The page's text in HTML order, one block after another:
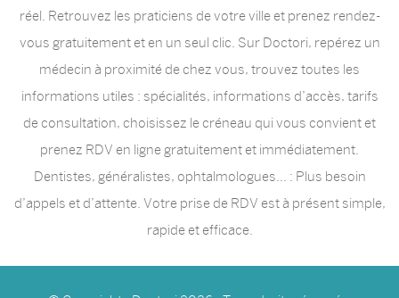
réel. Retrouvez les praticiens de votre ville et prenez rendez-
vous gratuitement et en un seul clic. Sur Doctori, repérez un
médecin à proximité de chez vous, trouvez toutes les
informations utiles : spécialités, informations d’accès, tarifs
de consultation, choisissez le créneau qui vous convient et
prenez RDV en ligne gratuitement et immédiatement.
Dentistes, généralistes, ophtalmologues… : Plus besoin
d’appels et d’attente. Votre prise de RDV est à présent simple,
rapide et efficace.